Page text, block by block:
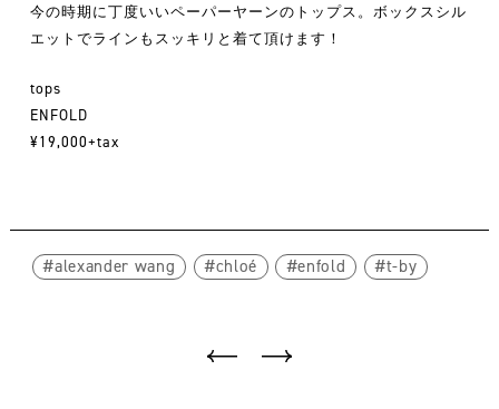
今の時期に丁度いいペーパーヤーンのトップス。ボックスシル
エットでラインもスッキリと着て頂けます！
tops
ENFOLD
¥19,000+tax
alexander wang chloé enfold t-by